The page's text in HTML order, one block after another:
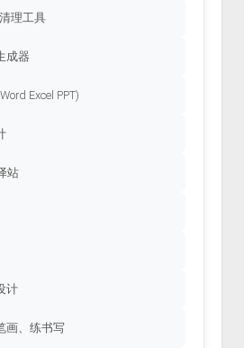
理工具
成器
Excel PPT)
站
计
画、练书写